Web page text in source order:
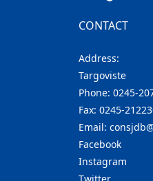
CONTACT
Address:
Targoviste
Phone: 0245-
Fax: 0245-
Email:
Facebook
Instagram